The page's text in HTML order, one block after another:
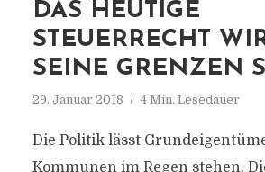
DAS HEUTIGE
STEUERRECHT
SEINE GRENZEN
29. Januar 2018 4 Min. Lesedauer
Die Politik lässt
Kommunen im Regen stehen.